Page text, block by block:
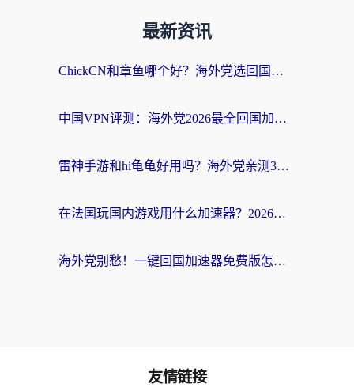
最新资讯
ChickCN和章鱼哪个好？海外党选回国加速器的3个关键维度 + 实用避坑指南
中国VPN评测：海外党2026最全回国加速器选择指南，告别地区限制不踩坑
雷神手游和hi龟龟好用吗？海外党亲测3款回国加速器，教你选对国外到国内加速器
在法国玩国内游戏用什么加速器？2026实测解决延迟卡顿的实用指南
海外党别愁！一键回国加速器免费版怎么选？从踩坑到流畅访问的全攻略
友情链接